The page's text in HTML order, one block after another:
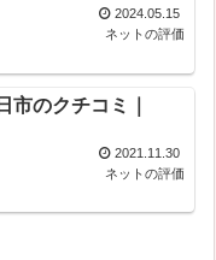
2024.05.15
ネットの評価
市のクチコミ｜
2021.11.30
ネットの評価